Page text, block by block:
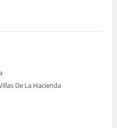
De La Hacienda